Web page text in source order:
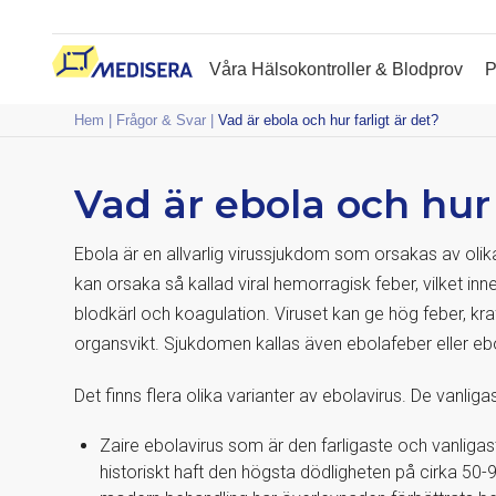
Våra Hälsokontroller & Blodprov
Hem Frågor & Svar |Vad är ebola och hur farligt är det?
Vad är ebola och
Ebola är en allvarlig virussjukdom som orsakas av
kan orsaka så kallad viral hemorragisk feber, vilket
blodkärl och koagulation. Viruset kan ge hög feber,
organsvikt. Sjukdomen kallas även ebolafeber eller
Det finns flera olika varianter av ebolavirus. De
Zaire ebolavirus som är den farligaste och
historiskt haft den högsta dödligheten på cirka